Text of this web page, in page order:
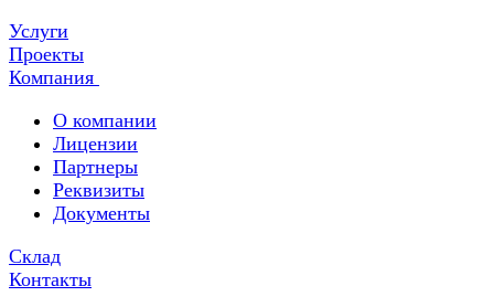
Услуги
Проекты
Компания
О компании
Лицензии
Партнеры
Реквизиты
Документы
Склад
Контакты